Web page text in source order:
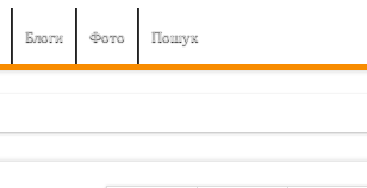
Блоги Фото Пошук